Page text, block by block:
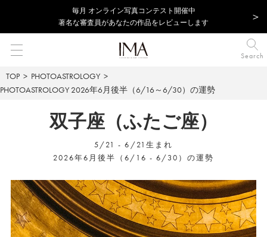
毎⽉ オンライン写真コンテスト開催中
著名な審査員があなたの作品をレビューします
Search
TOP
PHOTOASTROLOGY
PHOTOASTROLOGY 2026年6月後半（6/16～6/30）の運勢
双子座（ふたご座）
5/21 - 6/21生まれ
2026年6月後半（6/16 - 6/30）の運勢